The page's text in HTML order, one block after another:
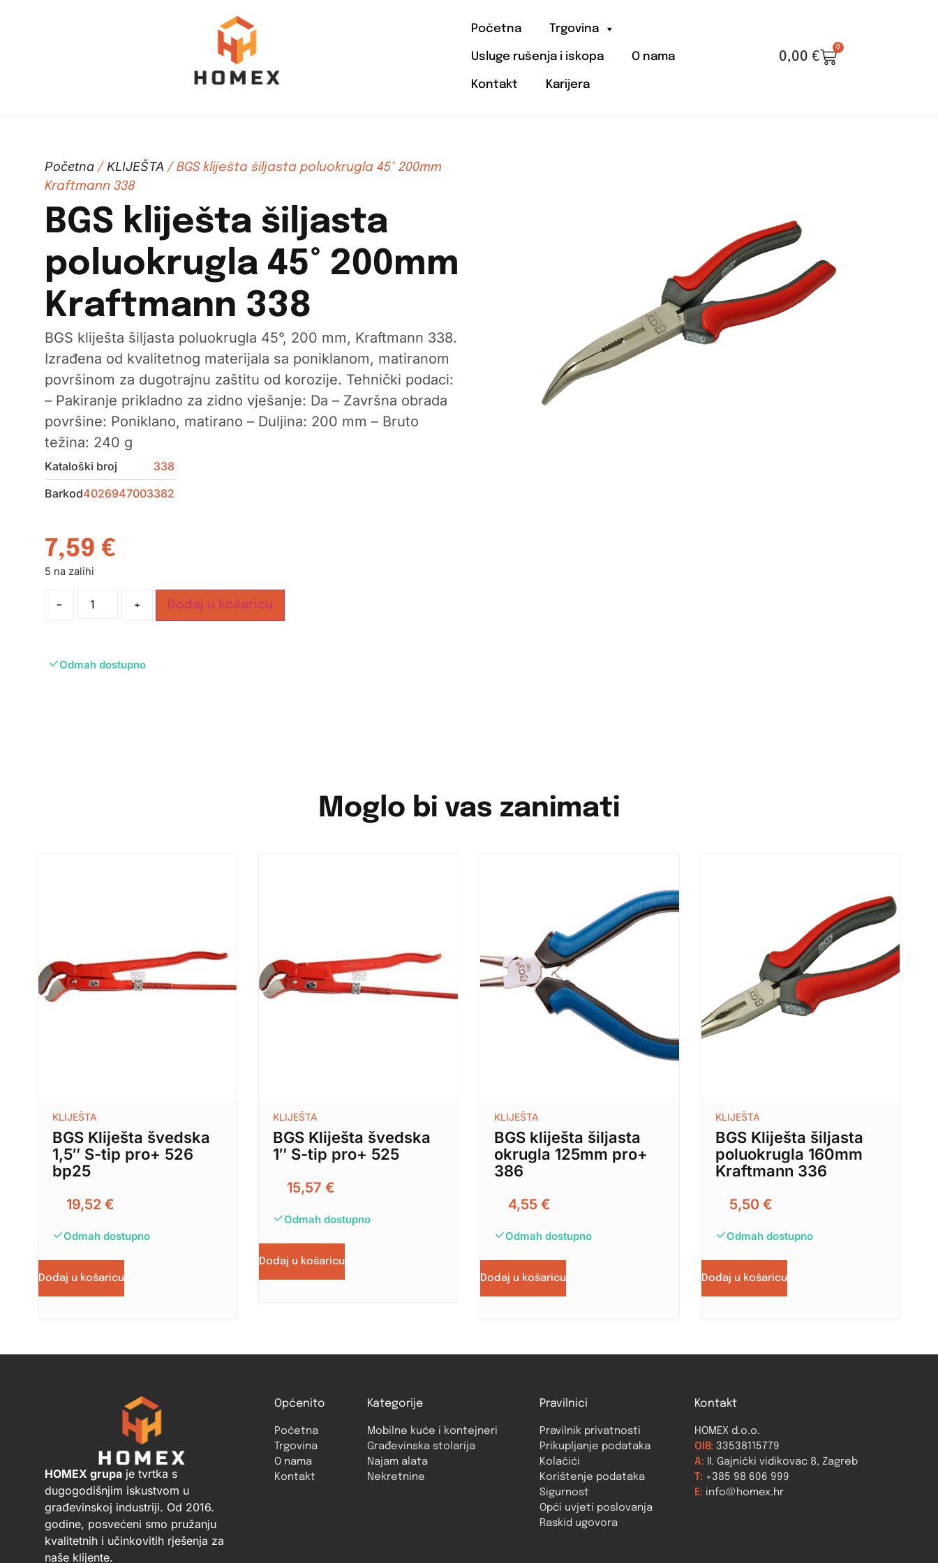
Početna Trgovina
Usluge rušenja i iskopa O nama
Kontakt Karijera
0,00 €
0
Početna/ KLIJEŠTA / BGS kliješta šiljasta poluokrugla 45° 200mm
Kraftmann 338
BGS kliješta šiljasta
poluokrugla 45° 200mm
Kraftmann 338
BGS kliješta šiljasta poluokrugla 45°, 200 mm, Kraftmann 338.
Izrađena od kvalitetnog materijala sa poniklanom, matiranom
površinom za dugotrajnu zaštitu od korozije. Tehnički podaci:
– Pakiranje prikladno za zidno vješanje: Da – Završna obrada
površine: Poniklano, matirano – Duljina: 200 mm – Bruto
težina: 240 g
Kataloški broj
338
Barkod4026947003382
7,59 €
5 na zalihi
- + Dodaj u košaricu
Odmah dostupno
Moglo bi vas zanimati
KLIJEŠTA
BGS Kliješta švedska
1,5″ S-tip pro+ 526
bp25
19,52 €
Odmah dostupno
Dodaj u košaricu
KLIJEŠTA
BGS Kliješta švedska
1″ S-tip pro+ 525
15,57€
Odmah dostupno
Dodaj u košaricu
KLIJEŠTA
BGS kliješta šiljasta
okrugla 125mm pro+
386
4,55 €
Odmah dostupno
Dodaj u košaricu
KLIJEŠTA
BGS Kliješta šiljasta
poluokrugla 160mm
Kraftmann 336
5,50 €
Odmah dostupno
Dodaj u košaricu
HOMEX grupaje tvrtka s
dugogodišnjim iskustvom u
građevinskoj industriji. Od 2016.
godine, posvećeni smo pružanju
kvalitetnih i učinkovitih rješenja za
naše klijente.
Općenito
Početna
Trgovina
O nama
Kontakt
Kategorije
Mobilne kuće i kontejneri
Građevinska stolarija
Najam alata
Nekretnine
Pravilnici
Pravilnik privatnosti
Prikupljanje podataka
Kolačići
Korištenje podataka
Sigurnost
Opći uvjeti poslovanja
Raskid ugovora
Kontakt
HOMEX d.o.o.
OIB: 33538115779
A: II. Gajnički vidikovac 8, Zagreb
T: +385 98 606 999
E: info@homex.hr